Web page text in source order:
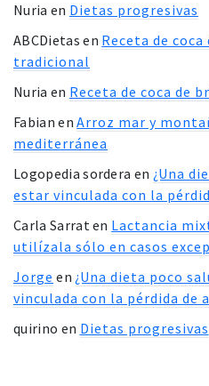
Nuria en Dietas progresivas
ABCDietas en Receta de
tradicional
Nuria en Receta de coca de
Fabian enArroz mar y
mediterránea
Logopedia sordera en ¿Una
estar vinculada con la
Carla Sarraten Lactancia
utilízala sólo en casos
Jorge en ¿Una dieta poco
vinculada con la pérdida de
quirino en Dietas progresivas